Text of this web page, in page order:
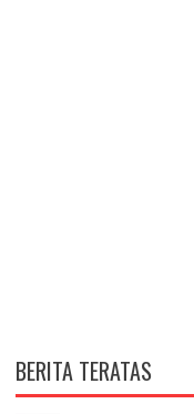
BERITA TERATAS